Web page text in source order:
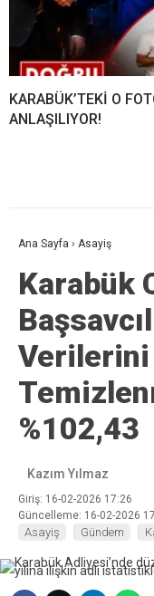
KARABÜK’TEKİ O
ANLAŞILIYOR!
Ana Sayfa › Asayiş
Karabük
Verilerini
%102,43
Kazım Yılmaz
Giriş: 16-02-2026 17:26
Güncelleme: 16-02-2026
Asayiş Gündem